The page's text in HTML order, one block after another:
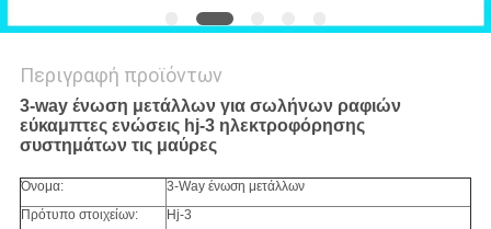
Περιγραφή προϊόντων
3-way ένωση μετάλλων για σωλήνων ραφιών
εύκαμπτες ενώσεις hj-3 ηλεκτροφόρησης
συστημάτων τις μαύρες
Όνομα:
3-Way ένωση μετάλλων
Πρότυπο στοιχείων:
Hj-3